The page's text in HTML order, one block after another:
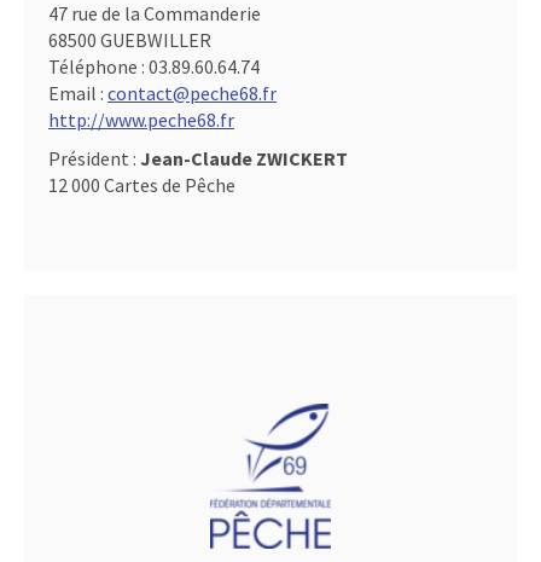
47 rue de la Commanderie
68500 GUEBWILLER
Téléphone : 03.89.60.64.74
Email : contact@peche68.fr
http://www.peche68.fr
Président : Jean-Claude ZWICKERT
12 000 Cartes de Pêche